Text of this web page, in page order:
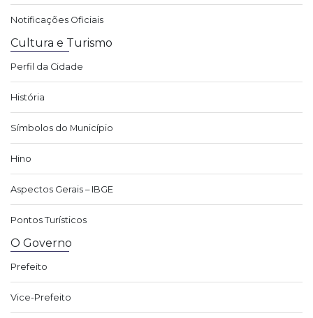
Notificações Oficiais
Cultura e Turismo
Perfil da Cidade
História
Símbolos do Município
Hino
Aspectos Gerais – IBGE
Pontos Turísticos
O Governo
Prefeito
Vice-Prefeito